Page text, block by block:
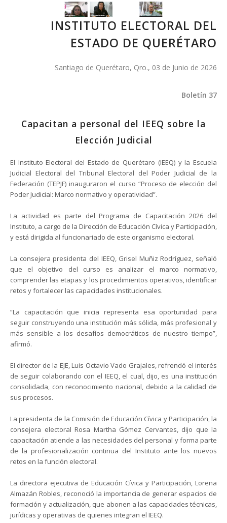
INSTITUTO ELECTORAL DEL
ESTADO DE QUERÉTARO
Santiago de Querétaro, Qro., 03 de Junio de 2026
Boletín 37
Capacitan a personal del IEEQ sobre la
Elección Judicial
El Instituto Electoral del Estado de Querétaro (IEEQ) y la Escuela
Judicial Electoral del Tribunal Electoral del Poder Judicial de la
Federación (TEPJF) inauguraron el curso “Proceso de elección del
Poder Judicial: Marco normativo y operatividad”.
La actividad es parte del Programa de Capacitación 2026 del
Instituto, a cargo de la Dirección de Educación Cívica y Participación,
y está dirigida al funcionariado de este organismo electoral.
La consejera presidenta del IEEQ, Grisel Muñiz Rodríguez, señaló
que el objetivo del curso es analizar el marco normativo,
comprender las etapas y los procedimientos operativos, identificar
retos y fortalecer las capacidades institucionales.
“La capacitación que inicia representa esa oportunidad para
seguir construyendo una institución más sólida, más profesional y
más sensible a los desafíos democráticos de nuestro tiempo”,
afirmó.
El director de la EJE, Luis Octavio Vado Grajales, refrendó el interés
de seguir colaborando con el IEEQ, el cual, dijo, es una institución
consolidada, con reconocimiento nacional, debido a la calidad de
sus procesos.
La presidenta de la Comisión de Educación Cívica y Participación, la
consejera electoral Rosa Martha Gómez Cervantes, dijo que la
capacitación atiende a las necesidades del personal y forma parte
de la profesionalización continua del Instituto ante los nuevos
retos en la función electoral.
La directora ejecutiva de Educación Cívica y Participación, Lorena
Almazán Robles, reconoció la importancia de generar espacios de
formación y actualización, que abonen a las capacidades técnicas,
jurídicas y operativas de quienes integran el IEEQ.